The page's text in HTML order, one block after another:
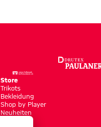
Store
Trikots
Bekleidung
Shop by Player
Neuheiten